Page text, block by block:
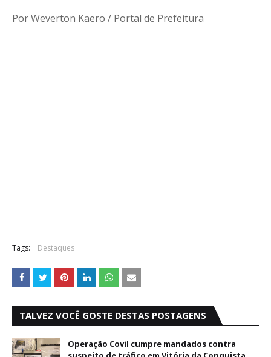
Por Weverton Kaero / Portal de Prefeitura
Tags: Destaques
TALVEZ VOCÊ GOSTE DESTAS POSTAGENS
Operação Covil cumpre mandados contra